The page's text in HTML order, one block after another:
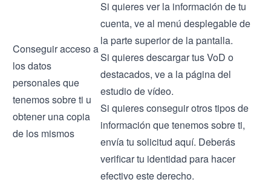
Conseguir acceso a
los datos
personales que
tenemos sobre ti u
obtener una copia
de los mismos
Si quieres ver la información de tu
cuenta, ve al menú desplegable de
la parte superior de la pantalla.
Si quieres descargar tus VoD o
destacados, ve a la página del
estudio de vídeo.
Si quieres conseguir otros tipos de
información que tenemos sobre ti,
envía tu solicitud aquí. Deberás
verificar tu identidad para hacer
efectivo este derecho.